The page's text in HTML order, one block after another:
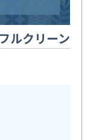
ルクリーン